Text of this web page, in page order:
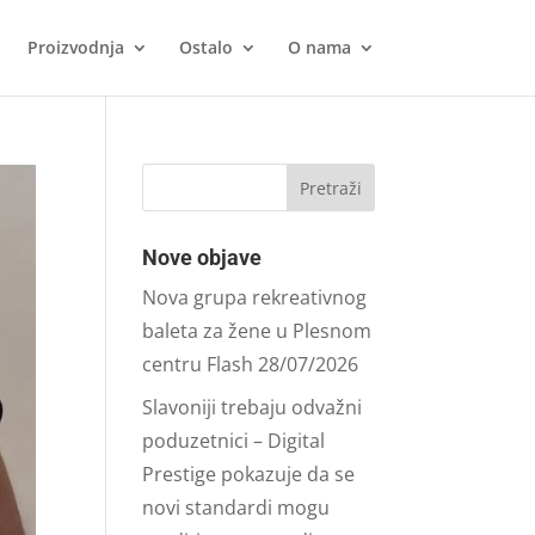
Proizvodnja Ostalo O nama
Nove objave
Nova grupa rekreativnog
baleta za žene u Plesnom
centru Flash 28/07/2026
Slavoniji trebaju odvažni
poduzetnici – Digital
Prestige pokazuje da se
novi standardi mogu